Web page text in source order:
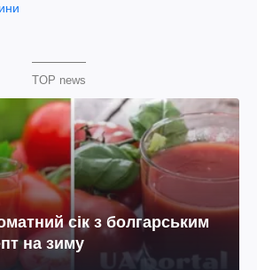
TOP news
сік з болгарським
на зиму